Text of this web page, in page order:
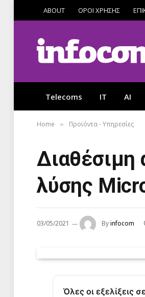
ABOUT ΟΡΟΙ ΧΡΗΣΗΣ
Telecoms IT AI
Home » Προϊόντα - Υπηρεσίες
Διαθέσιμη
λύσης
03/05/2021 Byinfocom
Όλες οι εξελίξεις